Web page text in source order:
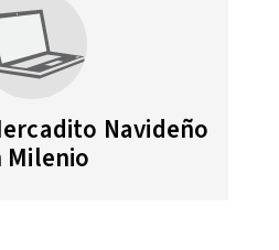
Navideño
Milenio